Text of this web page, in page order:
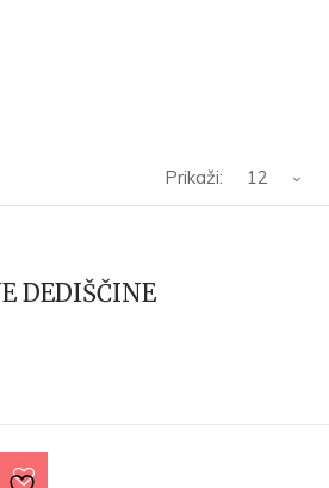
Prikaži: 12
DEDIŠČINE